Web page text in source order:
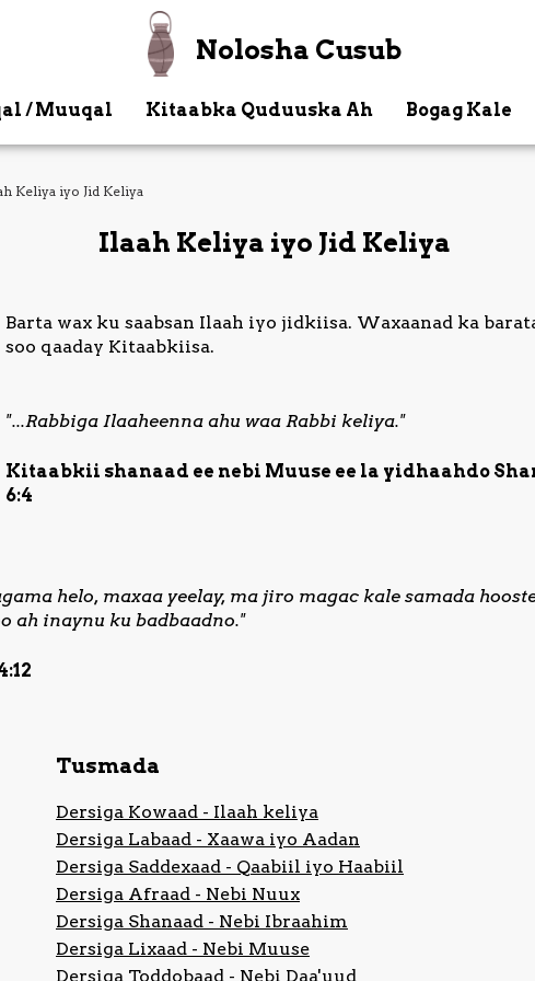
Nolosha Cusub
/ Muuqal Kitaabka Quduuska Ah Bogag Kale
Keliya iyo Jid Keliya
Ilaah Keliya iyo Jid Keliya
Barta wax ku saabsan Ilaah iyo jidkiisa. Waxaanad ka
soo qaaday Kitaabkiisa.
"...Rabbiga Ilaaheenna ahu waa Rabbi keliya."
Kitaabkii shanaad ee nebi Muuse ee la yidhaahdo
6:4
helo, maxaa yeelay, ma jiro magac kale samada
ah inaynu ku badbaadno."
Tusmada
Dersiga Kowaad - Ilaah keliya
Dersiga Labaad - Xaawa iyo Aadan
Dersiga Saddexaad - Qaabiil iyo Haabiil
Dersiga Afraad - Nebi Nuux
Dersiga Shanaad - Nebi Ibraahim
Dersiga Lixaad - Nebi Muuse
Dersiga Toddobaad - Nebi Daa'uud